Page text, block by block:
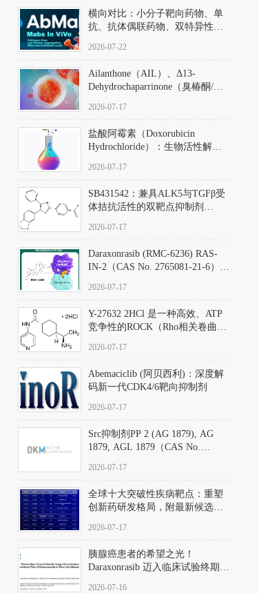
发光特性赋予优异的组织穿透能
力，大幅增强成像信噪比，从而
实现活体动物模型中极低给药剂
量下的高灵敏度、非侵入式生物
横向对比：小分子靶向药物、单
抗、抗体偶联药物、双特异性抗
及应用瓶颈
2026-07-22
Ailanthone（AIL）、Δ13-
Dehydrochaparrinone（臭椿酮/臭
DKM货号 D806885
2026-07-17
盐酸阿霉素（Doxorubicin
Hydrochloride）：生物活性解
范
2026-07-17
SB431542：兼具ALK5与TGFβ受
体拮抗活性的双靶点抑制剂
D801067）
2026-07-17
Daraxonrasib (RMC-6236) RAS-
IN-2（CAS No. 2765081-21-6）：
向KRAS/NRAS/HRAS的广谱RAS
2026-07-17
Y-27632 2HCl 是一种高效、ATP
竞争性的ROCK（Rho相关卷曲螺
同等抑制ROCK1与ROCK2；其通
过精准嵌入激酶的ATP结合位点
发挥抑制作用，对ROCK1和
ROCK2的解离常数（Ki）分别为
140 nM和300 nM；在众多丝氨酸/
中，其靶向ROCK的选择性超过
200倍，凸显出优异的分子特异
2026-07-17
Abemaciclib (阿贝西利)：深度解
码新一代CDK4/6靶向抑制剂
2026-07-17
Src抑制剂PP 2 (AG 1879), AG
1879, AGL 1879（CAS No.
应用指南
2026-07-17
全球十大突破性疾病靶点：重塑
创新药研发格局，附最新候选分
2026-07-17
胰腺癌患者的希望之光！
Daraxonrasib 迈入临床试验终期阶
2026-07-16